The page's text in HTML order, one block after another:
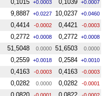
0,1015 +0.0003 0,1039 +0.0007
9,8887 +0.0227 10,0237 +0.0460
0,4414 -0.0002 0,4421 -0.0003
0,2772 +0.0008 0,2772 +0.0008
51,5048 0.0000 51,6503 0.0000
0,2559 +0.0018 0,2584 +0.0010
0,4163 -0.0003 0,4163 -0.0003
0,0282 0.0000 0,0282 -0.0001